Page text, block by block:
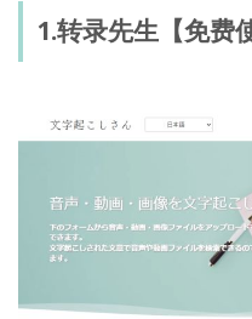
1.转录先生【免费